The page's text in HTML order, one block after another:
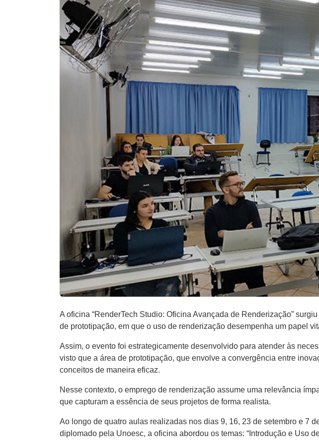
A oficina “RenderTech Studio: Oficina Avançada de Renderização”
de prototipação, em que o uso de renderização desempenha um papel
Assim, o evento foi estrategicamente desenvolvido para atender às
visto que a área de prototipação, que envolve a convergência entre
conceitos de maneira eficaz.
Nesse contexto, o emprego de renderização assume uma relevância
que capturam a essência de seus projetos de forma realista.
Ao longo de quatro aulas realizadas nos dias 9, 16, 23 de setembro e 7
diplomado pela Unoesc, a oficina abordou os temas: “Introdução e Uso